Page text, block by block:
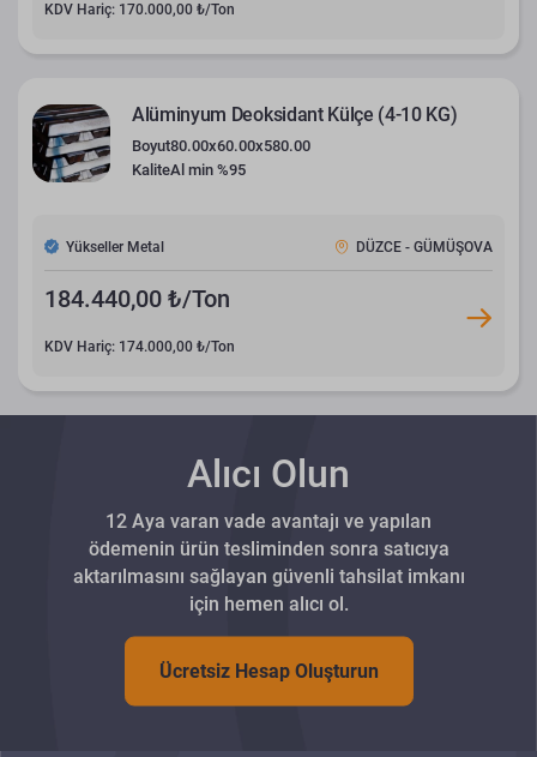
KDV Hariç: 170.000,00 ₺/Ton
Alüminyum Deoksidant Külçe (4-10 KG)
Boyut80.00x60.00x580.00
KaliteAl min %95
Yükseller Metal DÜZCE - GÜMÜŞOVA
184.440,00 ₺/Ton
KDV Hariç: 174.000,00 ₺/Ton
Alıcı Olun
12 Aya varan vade avantajı ve yapılan
ödemenin ürün tesliminden sonra satıcıya
aktarılmasını sağlayan güvenli tahsilat imkanı
için hemen alıcı ol.
Ücretsiz Hesap Oluşturun